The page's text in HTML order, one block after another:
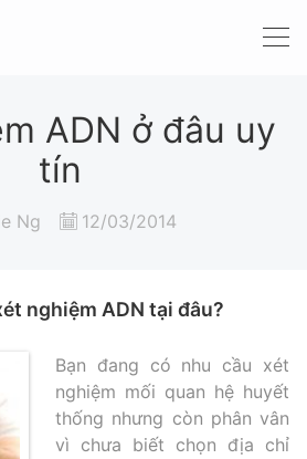
thư
ADN ở đâu uy
tín
Ng 12/03/2014
nghiệm ADN tại đâu?
Bạn đang có nhu cầu xét
nghiệm mối quan hệ huyết
thống nhưng còn phân vân
vì chưa biết chọn địa chỉ